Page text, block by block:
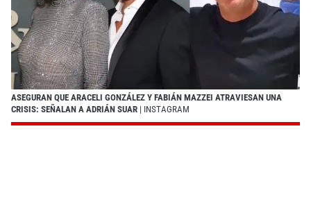
ASEGURAN QUE ARACELI GONZÁLEZ Y FABIÁN MAZZEI ATRAVIESAN UNA
CRISIS: SEÑALAN A ADRIÁN SUAR | INSTAGRAM